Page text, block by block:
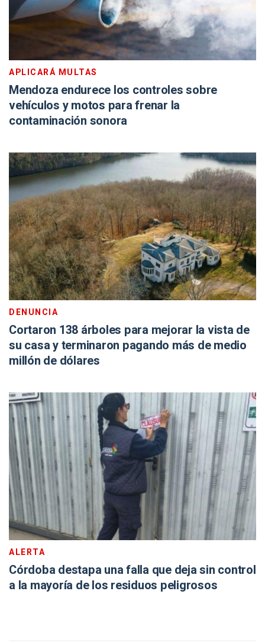
APLICARÁ MULTAS
Mendoza endurece los controles sobre
vehículos y motos para frenar la
contaminación sonora
DENUNCIA
Cortaron 138 árboles para mejorar la vista de
su casa y terminaron pagando más de medio
millón de dólares
ALERTA
Córdoba destapa una falla que deja sin control
a la mayoría de los residuos peligrosos